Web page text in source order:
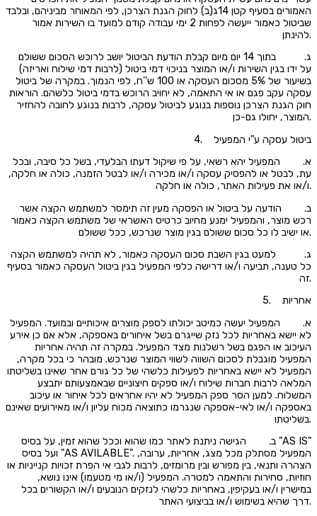
האמורים בסעיף קטן 14ג(ב) לחוק הגנת הצרכן, לפי המאוחר מביניהם, ובלבד
שביטול כאמור ייעשה לפחות 2 ימי עבודה קודם למועד בו השירות אמור
להינתן.
ג. בתוך 14 יום מיום קבלת הודעת הביטול יושב לרוכש הסכום ששולם
על ידו בגין השירות ו/או המוצר בניכוי דמי ביטול (לרבות דמי שילוח ואריזה)
בשיעור של 5% מסכום העסקה או 100 ש''ח, לפי הנמוך. במקרה של ביטול
עסקה עקב פגם או אי התאמה, לא יחויב הרוכש בדמי ביטול כלשהם. הוראות
חוק הגנת הצרכן נוספות בנוגע לביטול עסקה, לרבות בנוגע לחובה להחזיר
המוצר, יחולו גם-כן.
4. ביטול עסקה ע"י המפעיל
א. המפעיל יהא רשאי, על פי שיקול דעתו הבלעדי, בשל כל סיבה, ובכל
עת, לבטל או להפסיק עסקה ו/או מכירה ו/או לבטל הזמנה, כולה או חלקה,
ו/או את פעילות האתר, כולה או חלקה.
ב. הודעה על ביטול או הפסקה מעין זה תימסר למשתמש הקצה אשר
רכש מוצר, והמפעיל ימנע מחיוב כרטיס האשראי של משתמש הקצה כאמור
או ישיב לו כל סכום ששולם בגין מוצר שנרכש, ככל ששולם.
ג. למעט בגין השבת סכום העסקה כאמור, לא תהיה למשתמש הקצה
כל טענה, תביעה ו/או דרישה כלפי המפעיל בגין ביטול העסקה כאמור בסעיף
זה.
5. אחריות
א. המפעיל יעשה כמיטב יכולתו לספק מוצרים איכותיים ובמועד. המפעיל
לא יישא באחריות לכל נזק שייגרם בשל איחורים באספקה, אלא אם כן אירע
העיכוב או הפגם בשל רשלנות מצד המפעיל. במקרה זה תהיה אחריות
המפעיל מוגבלת לסכום השווה לשווי המוצר שנרכש. מובהר כי בכל מקרה,
המפעיל לא יישא באחריות לפעילות כלשהי של כל גורם אחר שאינו בשליטתו
המלאה לרבות חברות שילוח ו/או ספקים חיצוניים שבאמצעותם יתבצע
המשלוח. למען הסר ספק המפעיל לא יהיו אחראים לכל איחור או עיכוב
באספקה ו/או לאי-אספקה שנגרמו כתוצאה מכוח עליון ו/או מאירועים שאינם
בשליטתו.
ב. הגישה ניתנת לאתר כמו שהוא וככל שהוא זמין, על בסיס "AS IS"
ועל בסיס "AS AVILABLE". המפעיל מסתלק מכל מצג, אחריות, ערובה,
הצהרה ותנאי, בין מפורש ובין מרומזים, לרבות לגבי אי הפרת זכויות קנייניות או
חוזיות, סחירות והתאמה למטרה. המפעיל (ו/או מי מטעמו) אינו נושא,
במישרין ו/או בעקיפין, באחריות כלשהי לנזקים הנובעים ו/או הקשורים בכל
דרך שהיא בשימוש ו/או בביצועי האתר.